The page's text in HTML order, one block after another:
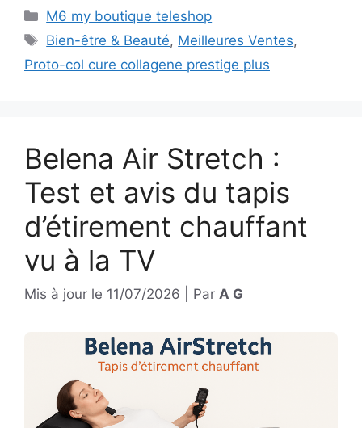
Catégories
M6 my boutique teleshop
Étiquettes
Bien-être & Beauté, Meilleures Ventes,
Proto-col cure collagene prestige plus
Belena Air Stretch :
Test et avis du tapis
d’étirement chauffant
vu à la TV
Mis à jour le 11/07/2026 Par A G